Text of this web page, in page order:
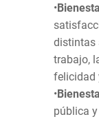
•
distintas
trabajo,
felicidad
•
pública